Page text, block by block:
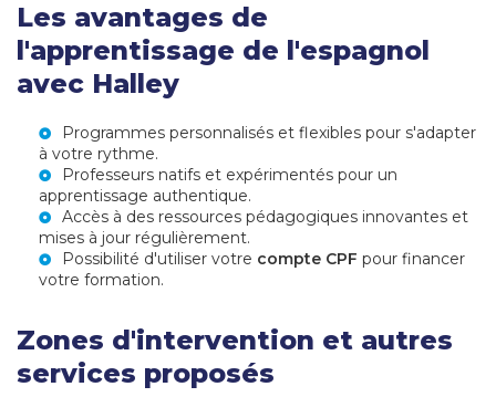
Les avantages de
l'apprentissage de l'espagnol
avec Halley
Programmes personnalisés et flexibles pour s'adapter
à votre rythme.
Professeurs natifs et expérimentés pour un
apprentissage authentique.
Accès à des ressources pédagogiques innovantes et
mises à jour régulièrement.
Possibilité d'utiliser votre compte CPF pour financer
votre formation.
Zones d'intervention et autres
services proposés